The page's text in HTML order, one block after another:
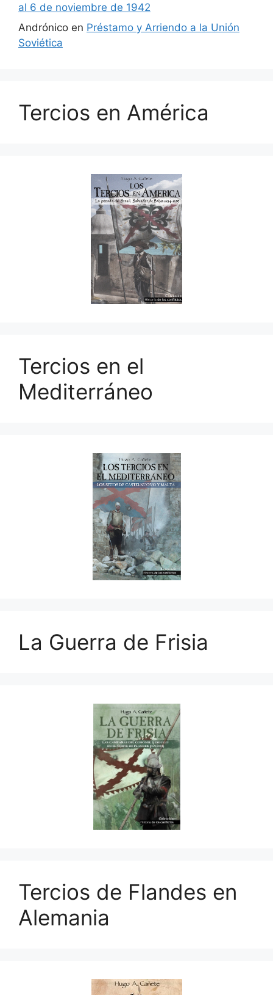
al 6 de noviembre de 1942
Andrónico en Préstamo y Arriendo a la Unión
Soviética
Tercios en América
Tercios en el
Mediterráneo
La Guerra de Frisia
Tercios de Flandes en
Alemania